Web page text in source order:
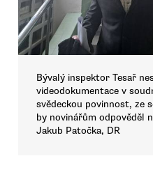
Bývalý inspektor Tesař
videodokumentace v
svědeckou povinnost, ze
by novinářům odpověděl
Jakub Patočka, DR